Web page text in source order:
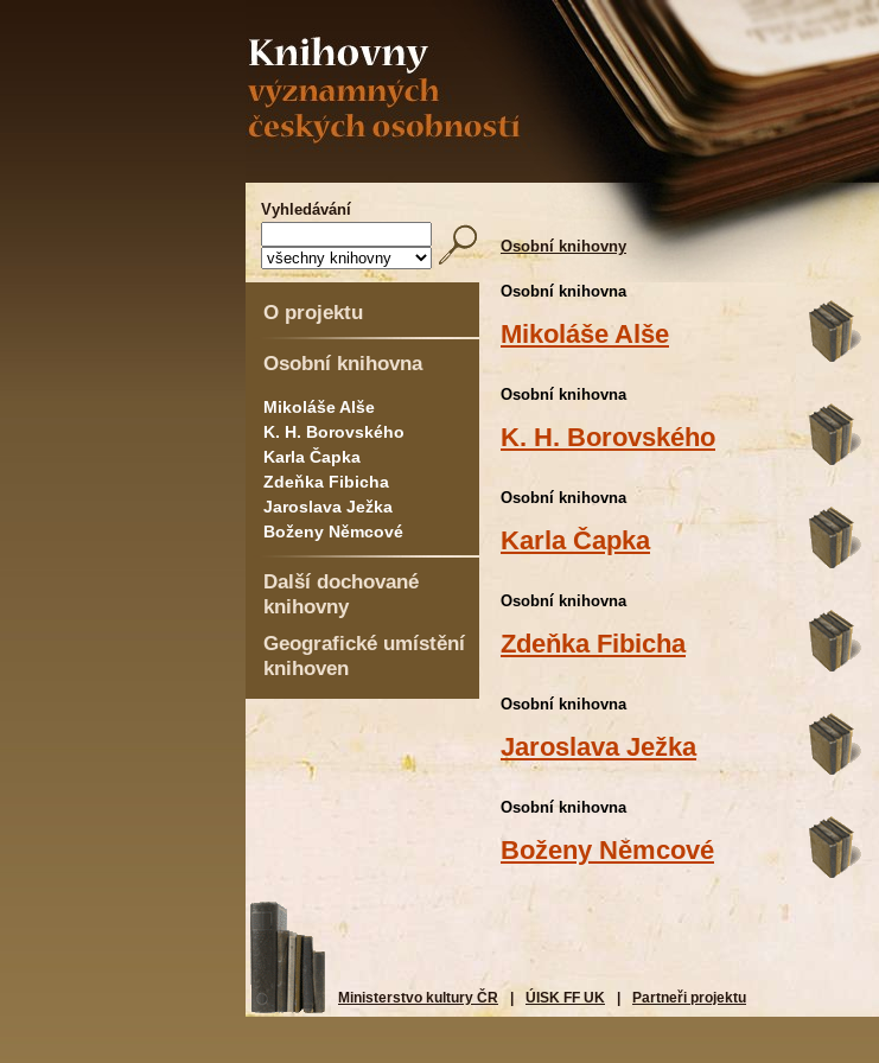
Vyhledávání
Osobní knihovny
O projektu
Osobní knihovna
Mikoláše Alše
K. H. Borovského
Karla Čapka
Zdeňka Fibicha
Jaroslava Ježka
Boženy Němcové
Další dochované
knihovny
Geografické umístění
knihoven
Osobní knihovna
Mikoláše Alše
Osobní knihovna
K. H. Borovského
Osobní knihovna
Karla Čapka
Osobní knihovna
Zdeňka Fibicha
Osobní knihovna
Jaroslava Ježka
Osobní knihovna
Boženy Němcové
Ministerstvo kultury ČR ÚISK FF UK Partneři projektu